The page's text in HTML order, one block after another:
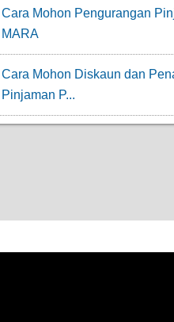
Cara Mohon Pengurangan
MARA
Cara Mohon Diskaun dan
Pinjaman P...